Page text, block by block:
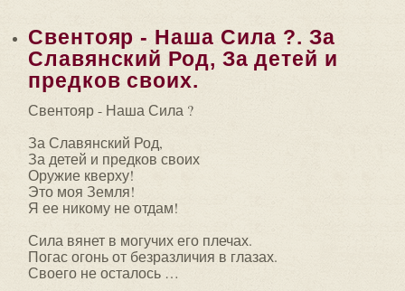
Свентояр - Наша Сила ?. За
Славянский Род, За детей и
предков своих.
Свентояр - Наша Сила ?
За Славянский Род,
За детей и предков своих
Оружие кверху!
Это моя Земля!
Я ее никому не отдам!
Сила вянет в могучих его плечах.
Погас огонь от безразличия в глазах.
Своего не осталось …